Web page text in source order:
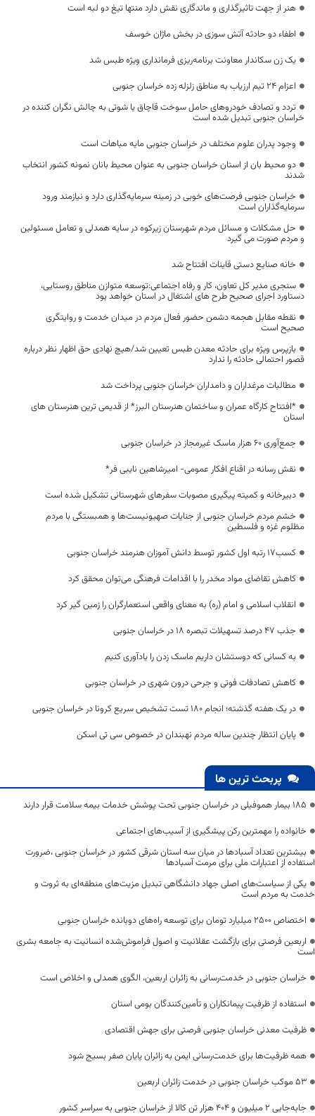
هنر از جهت تاثیرگذاری و ماندگاری نقش دارد منتها تیغ دو لبه است
اطفاء دو حادثه آتش سوزی در بخش ماژان خوسف
یک زن سکاندار معاونت برنامه‌ریزی فرمانداری ویژه طبس شد
اعزام 24 تیم ارزیاب به مناطق زلزله زده خراسان جنوبی
تردد و تصادف خودروهای حامل سوخت قاچاق یا شوتی به چالش نگران کننده در
خراسان جنوبی تبدیل شده است
وجود پدران علوم مختلف در خراسان جنوبی مایه مباهات است
دو محیط بان از استان خراسان جنوبی به عنوان محیط بانان نمونه کشور انتخاب
شدند
خراسان جنوبی فرصت‌های خوبی در زمینه سرمایه‌گذاری دارد و نیازمند ورود
سرمایه‌گذاران است
حل مشکلات و مسائل مردم شهرستان زیرکوه در سایه همدلی و تعامل مسئولین
و مردم صورت می گیرد
خانه صنایع دستی قاینات افتتاح شد
سنجری مدیر کل تعاون، کار و رفاه اجتماعی:توسعه متوازن مناطق روستایی،
دستاورد اجرای صحیح طرح های اشتغال در استان خواهد بود
نقطه مقابل هجمه دشمن حضور فعال مردم در میدان خدمت و روایتگری
صحیح است
بازپرس ویژه برای حادثه معدن طبس تعیین شد/هیچ نهادی حق اظهار نظر درباره
قصور احتمالی حادثه را ندارد
مطالبات مرغداران و دامداران خراسان جنوبی پرداخت شد
*افتتاح کارگاه عمران و ساختمان هنرستان البرز* از قدیمی ترین هنرستان های
استان
جمع‌آوری ۶۰ هزار ماسک غیرمجاز در خراسان جنوبی
نقش رسانه در اقناع افکار عمومی- امیرشاهین نایبی فر*
دبیرخانه و کمیته پیگیری مصوبات سفرهای شهرستانی تشکیل شده است
خشم مردم خراسان جنوبی از جنایات صهیونیست‌ها و همبستگی با مردم
مظلوم غزه و فلسطین
کسب۱۷ رتبه اول کشور توسط دانش آموزان هنرمند خراسان جنوبی
کاهش تقاضای مواد مخدر را با اقدامات فرهنگی می‌توان محقق کرد
انقلاب اسلامی و امام (ره) به معنای واقعی استعمارگران را زمین گیر کرد
جذب ۴۷ درصد تسهیلات تبصره ۱۸ در خراسان جنوبی
به کسانی که دوستشان داریم ماسک زدن را یادآوری کنیم
کاهش تصادفات فوتی و جرحی درون شهری در خراسان جنوبی
در یک هفته گذشته؛ انجام ۱۸۰ تست تشخیص سریع کرونا در خراسان جنوبی
پایان انتظار چندین ساله مردم نهبندان در خصوص سی تی اسکن
پربحث ترین ها
۱۸۵ بیمار هموفیلی در خراسان جنوبی تحت پوشش خدمات بیمه سلامت قرار دارند
خانواده را مهمترین رکن پیشگیری از آسیب‌های اجتماعی
بیشترین تعداد آسبادها در میان سه استان شرقی کشور در خراسان جنوبی ،ضرورت
استفاده از اعتبارات ملی برای مرمت آسبادها
یکی از سیاست‌های اصلی جهاد دانشگاهی تبدیل مزیت‌های منطقه‌ای به ثروت و
خدمت به مردم است
اختصاص 2500 میلیارد تومان برای توسعه راه‌های دوبانده خراسان جنوبی
اربعین فرصتی برای بازگشت عقلانیت و اصول فراموش‌شده انسانیت به جامعه بشری
است
خراسان جنوبی در خدمت‌رسانی به زائران اربعین، الگوی همدلی و اخلاص است
استفاده از ظرفیت پیمانکاران و تأمین‌کنندگان بومی استان
ظرفیت معدنی خراسان جنوبی فرصتی برای جهش اقتصادی
همه ظرفیت‌ها برای خدمت‌رسانی ایمن به زائران پایان صفر بسیج شود
53 موکب خراسان جنوبی در خدمت زائران اربعین
جابه‌جایی 2 میلیون و 404 هزار تن کالا از خراسان جنوبی به سراسر کشور